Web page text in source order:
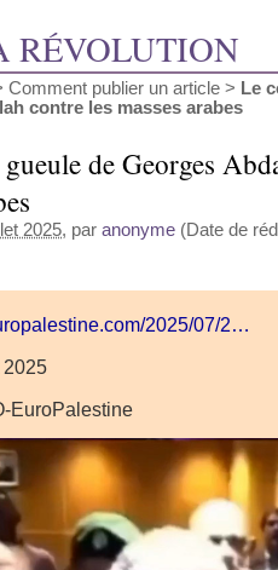
RÉVOLUTION
Comment publier un article > Le
contre les masses arabes
de Georges
2025, par anonyme (Date de
2025/07/2…
EuroPalestine